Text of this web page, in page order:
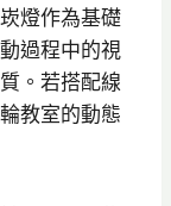
燈作為基礎
過程中的視
。若搭配線
教室的動態